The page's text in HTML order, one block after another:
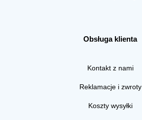
Obsługa klienta
Kontakt z nami
Reklamacje i zwroty
Koszty wysyłki